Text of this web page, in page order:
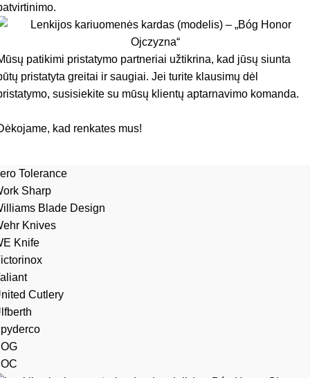
patikimi pristatymo partneriai užtikrina, kad jūsų siunta
pristatyta greitai ir saugiai. Jei turite klausimų dėl
susisiekite su mūsų klientų aptarnavimo komanda.
kad renkates mus!
Tolerance
Sharp
Blade Design
Knives
Knife
Cutlery